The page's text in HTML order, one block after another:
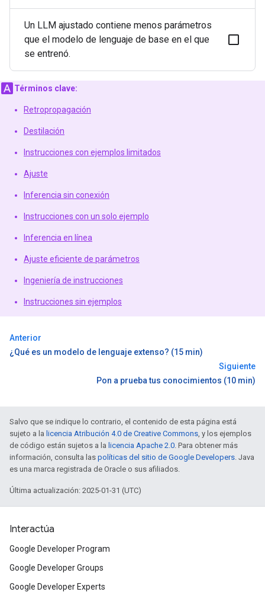
Un LLM ajustado contiene menos parámetros
que el modelo de lenguaje de base en el que
se entrenó.
Términos clave:
Retropropagación
Destilación
Instrucciones con ejemplos limitados
Ajuste
Inferencia sin conexión
Instrucciones con un solo ejemplo
Inferencia en línea
Ajuste eficiente de parámetros
Ingeniería de instrucciones
Instrucciones sin ejemplos
Anterior
¿Qué es un modelo de lenguaje extenso? (15 min)
Siguiente
Pon a prueba tus conocimientos (10 min)
Salvo que se indique lo contrario, el contenido de esta página está
sujeto a la licencia Atribución 4.0 de Creative Commons, y los ejemplos
de código están sujetos a la licencia Apache 2.0. Para obtener más
información, consulta las políticas del sitio de Google Developers. Java
es una marca registrada de Oracle o sus afiliados.
Última actualización: 2025-01-31 (UTC)
Interactúa
Google Developer Program
Google Developer Groups
Google Developer Experts